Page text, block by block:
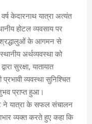
केदारनाथ यात्रा अत्यंत
होटल व्यवसाय पर
श्रद्धालुओं के आगमन से
अर्थव्यवस्था को
सुरक्षा, यातायात
व्यवस्था सुनिश्चित
प्राप्त हुआ।
ने यात्रा के सफल संचालन
व्यक्त करते हुए कहा कि